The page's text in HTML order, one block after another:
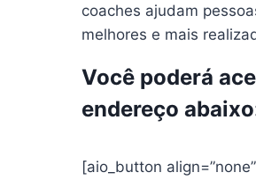
coaches ajudam
melhores e mais
Você poderá
endereço
[aio_button